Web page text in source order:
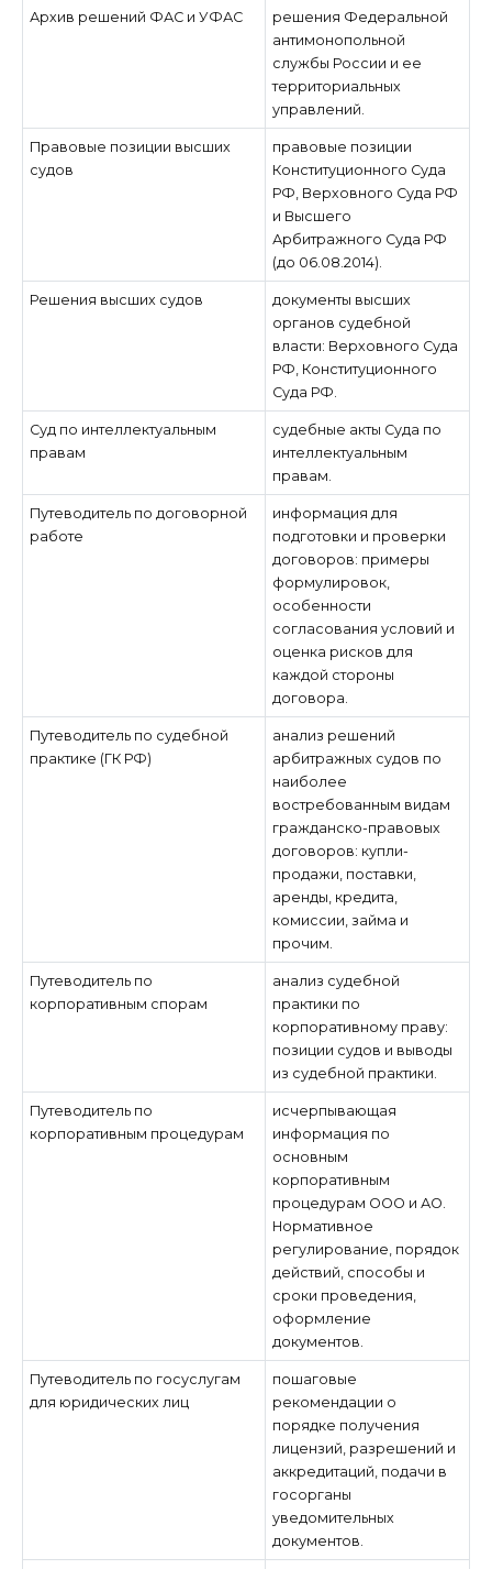
Архив решений ФАС и УФАС
решения Федеральной
антимонопольной
службы России и ее
территориальных
управлений.
Правовые позиции высших
судов
правовые позиции
Конституционного Суда
РФ, Верховного Суда РФ
и Высшего
Арбитражного Суда РФ
(до 06.08.2014).
Решения высших судов
документы высших
органов судебной
власти: Верховного Суда
РФ, Конституционного
Суда РФ.
Суд по интеллектуальным
правам
судебные акты Суда по
интеллектуальным
правам.
Путеводитель по договорной
работе
информация для
подготовки и проверки
договоров: примеры
формулировок,
особенности
согласования условий и
оценка рисков для
каждой стороны
договора.
Путеводитель по судебной
практике (ГК РФ)
анализ решений
арбитражных судов по
наиболее
востребованным видам
гражданско-правовых
договоров: купли-
продажи, поставки,
аренды, кредита,
комиссии, займа и
прочим.
Путеводитель по
корпоративным спорам
анализ судебной
практики по
корпоративному праву:
позиции судов и выводы
из судебной практики.
Путеводитель по
корпоративным процедурам
исчерпывающая
информация по
основным
корпоративным
процедурам ООО и АО.
Нормативное
регулирование, порядок
действий, способы и
сроки проведения,
оформление
документов.
Путеводитель по госуслугам
для юридических лиц
пошаговые
рекомендации о
порядке получения
лицензий, разрешений и
аккредитаций, подачи в
госорганы
уведомительных
документов.